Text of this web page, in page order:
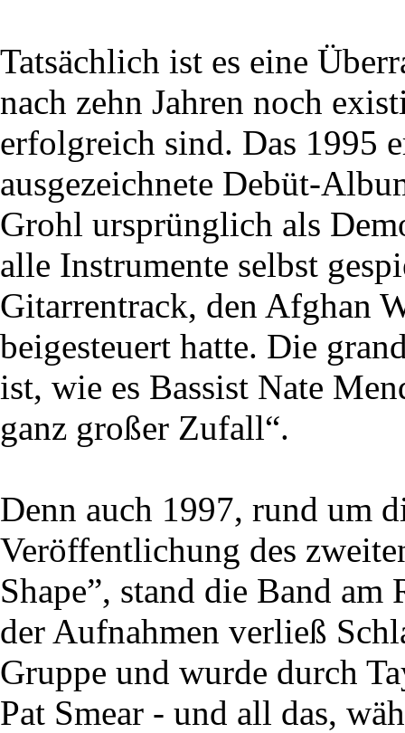
Tatsächlich ist es eine
nach zehn Jahren noch
erfolgreich sind. Das 1995
ausgezeichnete Debüt-
Grohl ursprünglich als
alle Instrumente selbst
Gitarrentrack, den Afghan
beigesteuert hatte. Die
ist, wie es Bassist Nate
ganz großer Zufall“.
Denn auch 1997, rund um
Veröffentlichung des
Shape”, stand die Band
der Aufnahmen verließ
Gruppe und wurde durch
Pat Smear - und all das,